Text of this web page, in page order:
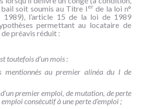
soit soumis au Titre I erde la loi n°
l’article 15 de la loi de 1989
permettant au locataire de
préavis réduit :
toutefois d’un mois :
mentionnés au premier alinéa du I de
premier emploi, de mutation, de perte
consécutif à une perte d’emploi ;